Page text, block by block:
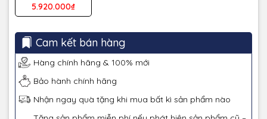
5.920.000₫
Cam kết bán hàng
Hàng chính hãng & 100% mới
Bảo hành chính hãng
Nhận ngay quà tặng khi mua bất kì sản phẩm nào